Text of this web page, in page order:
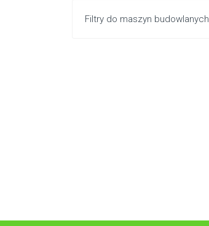
Filtry do maszyn budowlanych